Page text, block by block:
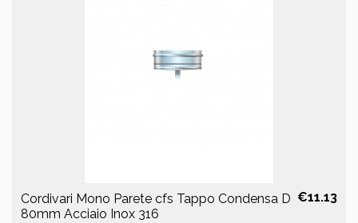
Cordivari Mono Parete cfs Tappo Condensa D
80mm Acciaio Inox 316
€11.13